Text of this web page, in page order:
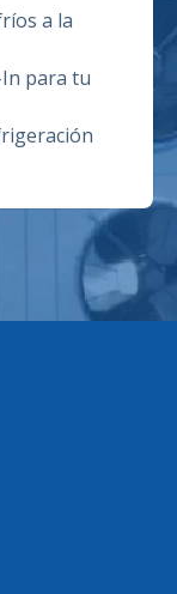
a la
para tu